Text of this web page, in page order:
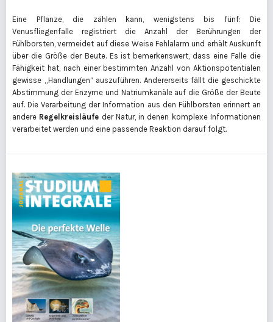
Eine Pflanze, die zählen kann, wenigstens bis fünf: Die
Venusfliegenfalle registriert die Anzahl der Berührungen der
Fühlborsten, vermeidet auf diese Weise Fehlalarm und erhält Auskunft
über die Größe der Beute. Es ist bemerkenswert, dass eine Falle die
Fähigkeit hat, nach einer bestimmten Anzahl von Aktionspotentialen
gewisse „Handlungen“ auszuführen. Andererseits fällt die geschickte
Abstimmung der Enzyme und Natriumkanäle auf die Größe der Beute
auf. Die Verarbeitung der Information aus den Fühlborsten erinnert an
andere Regelkreisläufe der Natur, in denen komplexe Informationen
verarbeitet werden und eine passende Reaktion darauf folgt.